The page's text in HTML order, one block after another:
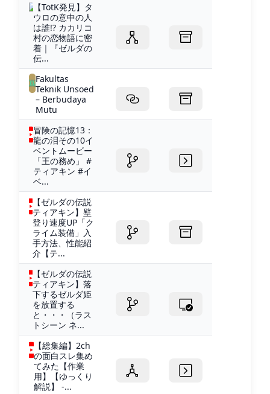
【TotK発見】タ
ウロの意中の人
は誰!? カカリコ
村の恋物語に密
着｜『ゼルダの
伝...
Fakultas
Teknik Unsoed
– Berbudaya
Mutu
冒険の記憶13：
龍の泪その10イ
ベントムービー
「王の務め」 #
ティアキン #イ
ベ...
【ゼルダの伝説
ティアキン】壁
登り速度UP「ク
ライム装備」入
手方法、性能紹
介【テ...
【ゼルダの伝説
ティアキン】落
下するゼルダ姫
を放置する
と・・・（ラス
トシーン ネ...
【総集編】2ch
の面白スレ集め
てみた【作業
用】【ゆっくり
解説】 -...